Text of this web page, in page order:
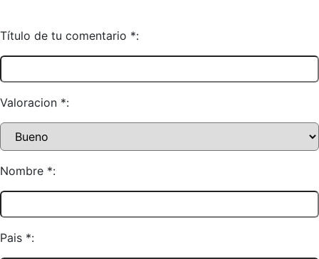
Título de tu comentario *:
Valoracion *:
Nombre *:
Pais *: